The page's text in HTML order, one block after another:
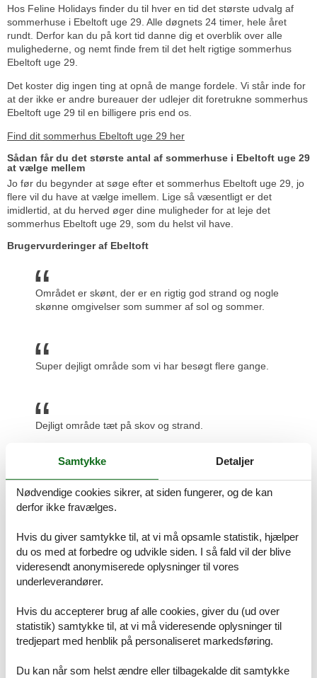
Hos Feline Holidays finder du til hver en tid det største udvalg af
sommerhuse i Ebeltoft uge 29. Alle døgnets 24 timer, hele året
rundt. Derfor kan du på kort tid danne dig et overblik over alle
mulighederne, og nemt finde frem til det helt rigtige sommerhus
Ebeltoft uge 29.
Det koster dig ingen ting at opnå de mange fordele. Vi står inde for
at der ikke er andre bureauer der udlejer dit foretrukne sommerhus
Ebeltoft uge 29 til en billigere pris end os.
Find dit sommerhus Ebeltoft uge 29 her
Sådan får du det største antal af sommerhuse i Ebeltoft uge 29
at vælge mellem
Jo før du begynder at søge efter et sommerhus Ebeltoft uge 29, jo
flere vil du have at vælge imellem. Lige så væsentligt er det
imidlertid, at du herved øger dine muligheder for at leje det
sommerhus Ebeltoft uge 29, som du helst vil have.
Brugervurderinger af Ebeltoft
Området er skønt, der er en rigtig god strand og nogle
skønne omgivelser som summer af sol og sommer.
Super dejligt område som vi har besøgt flere gange.
Dejligt område tæt på skov og strand.
Prisgaranti og kundeservice
du naturligvis dækket af Felines prisgaranti. Det betyder simpelthen
at vi står inde for, at der ikke er én eneste af vores konkurrenter,
som udlejer dit foretrukne sommerhus Ebeltoft uge 29 til en pris,
Skulle der en sjælden gang forekomme en fejl i vores kontrol af
priserne hos de andre udlejningsbureauer, godtgør vi dig hele
prisforskellen. Beløbet indsættes simpelthen på din konto.
forbindelse med din søgning efter et sommerhus Ebeltoft uge 29,
så kontakt os endelig. Send en mail til info@feline.dk eller ring på
8724 2251.
Samtykke Detaljer
Nødvendige cookies sikrer, at siden fungerer, og de kan
derfor ikke fravælges.
Hvis du giver samtykke til, at vi må opsamle statistik, hjælper
du os med at forbedre og udvikle siden. I så fald vil der blive
videresendt anonymiserede oplysninger til vores
underleverandører.
Hvis du accepterer brug af alle cookies, giver du (ud over
statistik) samtykke til, at vi må videresende oplysninger til
tredjepart med henblik på personaliseret markedsføring.
Du kan når som helst ændre eller tilbagekalde dit samtykke